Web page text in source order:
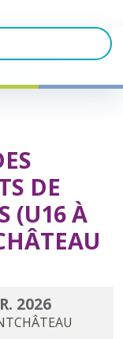
DE
(U16 À
2026